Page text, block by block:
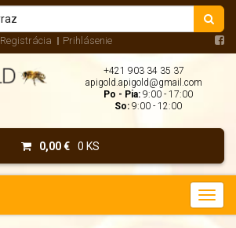
Registrácia Prihlásenie
+421 903 34 35 37
apigold.apigold@gmail.com
Po - Pia: 9:00 - 17:00
So: 9:00 - 12:00
0,00 € 0 KS